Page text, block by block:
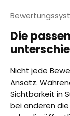
Die
Nicht jede
Ansatz.
Sichtbarkeit in
bei anderen